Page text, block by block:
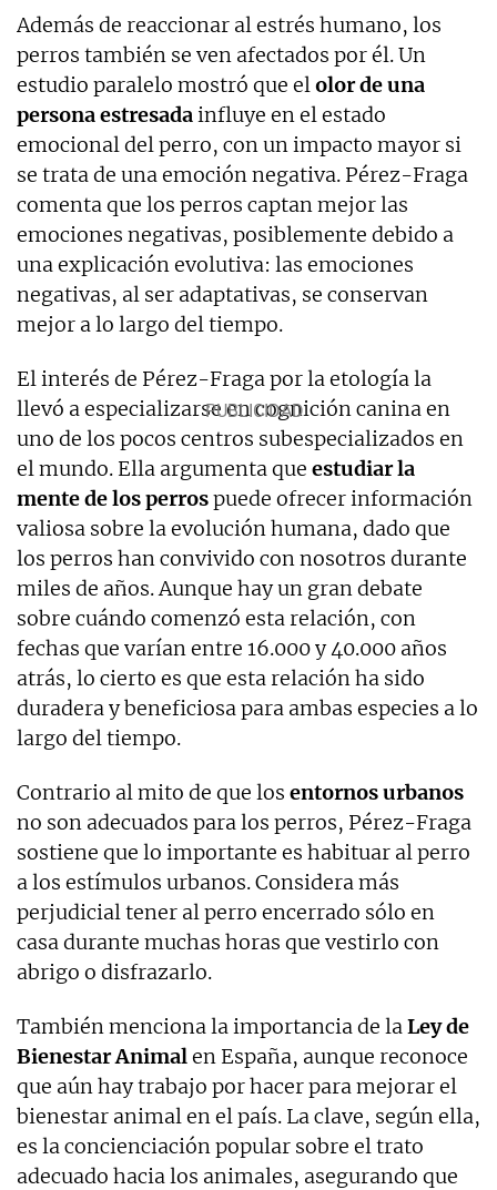
Además de reaccionar al estrés humano, los
perros también se ven afectados por él. Un
estudio paralelo mostró que elolor de una
persona estresadainfluye en el estado
emocional del perro, con un impacto mayor si
se trata de una emoción negativa. Pérez-Fraga
comenta que los perros captan mejor las
emociones negativas, posiblemente debido a
una explicación evolutiva: las emociones
negativas, al ser adaptativas, se conservan
mejor a lo largo del tiempo.
El interés de Pérez-Fraga por la etología la
llevó a especializarse en cognición canina en
uno de los pocos centros subespecializados en
el mundo. Ella argumenta que estudiar la
mente de los perrospuede ofrecer información
valiosa sobre la evolución humana, dado que
los perros han convivido con nosotros durante
miles de años. Aunque hay un gran debate
sobre cuándo comenzó esta relación, con
fechas que varían entre 16.000 y 40.000 años
atrás, lo cierto es que esta relación ha sido
duradera y beneficiosa para ambas especies a lo
largo del tiempo.
Contrario al mito de que los entornos urbanos
no son adecuados para los perros, Pérez-Fraga
sostiene que lo importante es habituar al perro
a los estímulos urbanos. Considera más
perjudicial tener al perro encerrado sólo en
casa durante muchas horas que vestirlo con
abrigo o disfrazarlo.
También menciona la importancia de laLey de
Bienestar Animalen España, aunque reconoce
que aún hay trabajo por hacer para mejorar el
bienestar animal en el país. La clave, según ella,
es la concienciación popular sobre el trato
adecuado hacia los animales, asegurando que